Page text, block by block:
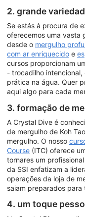
2. grande
Se estás à procura de
oferecemos uma vasta
desde o mergulho
com ar enriquecido e
cursos proporcionam
- trocadilho
prática na água. Quer
aqui algo para cada
3. formação de
A Crystal Dive é
de mergulho de Koh
mergulho. O nosso
Course (ITC) oferece
tornares um
da SSI enfatizam a
operações da loja de
saiam preparados para
4. um toque